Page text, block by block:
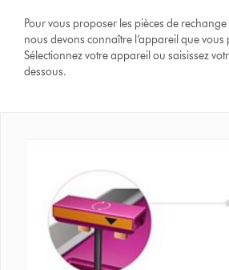
Pour vous proposer les pièces de
nous devons connaître l’appareil que vous
Sélectionnez votre appareil ou saisissez
dessous.